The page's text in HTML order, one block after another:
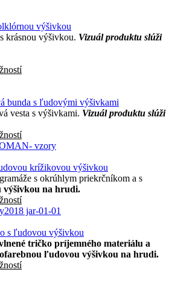
výšivkou
krásnou výšivkou. Vizuál produktu slúži
bunda s ľudovými výšivkami
vesta s výšivkami. Vizuál produktu slúži
krížikovou výšivkou
s okrúhlym priekrčníkom a s
na hrudi.
s ľudovou výšivkou
tričko príjemného materiálu a
ľudovou výšivkou na hrudi.